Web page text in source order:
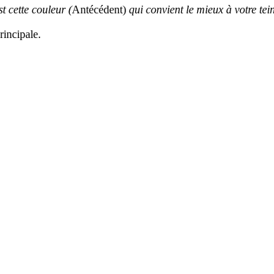
cette couleur (Antécédent) qui convient le mieux à votre